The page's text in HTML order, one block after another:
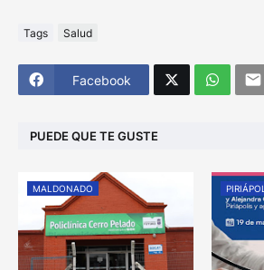
Tags Salud
Facebook
PUEDE QUE TE GUSTE
MALDONADO